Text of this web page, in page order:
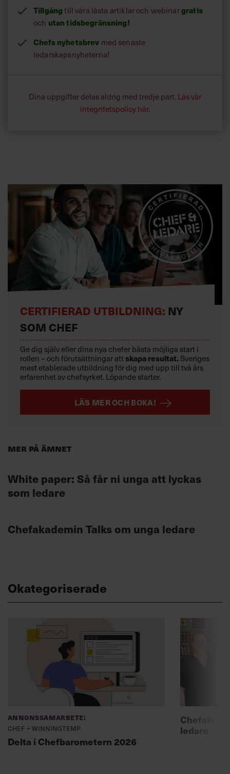
Tillgångtill våra låsta artiklar och webinargratis
och utan tidsbegränsning!
Chefs nyhetsbrev med senaste
ledarskapsnyheterna!
Dina uppgifter delas aldrig med tredje part. Läs vår
integritetspolicy här.
Mer på ämnet
White paper: Så får ni unga att lyckas
som ledare
Chefakademin Talks om unga ledare
CERTIFIERAD UTBILDNING: NY
SOM CHEF
Ge dig själv eller dina nya chefer bästa möjliga start i
rollen – och förutsättningar att skapa resultat. Sveriges
mest etablerade utbildning för dig med upp till två års
erfarenhet av chefsyrket. Löpande starter.
LÄS MER OCH BOKA!
Okategoriserade
Annonssamarbete:
Chef + Winningtemp
Delta i Chefbarometern 2026
ledare